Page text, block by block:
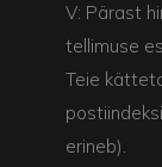
V: Pärast
tellimuse
Teie
erineb).